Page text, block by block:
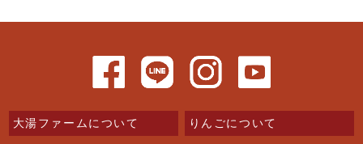
大湯ファームについて りんごについて